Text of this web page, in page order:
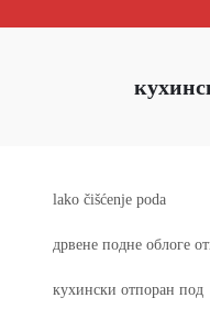
lako čišćenje poda
дрвене подне облоге
кухински отпоран под